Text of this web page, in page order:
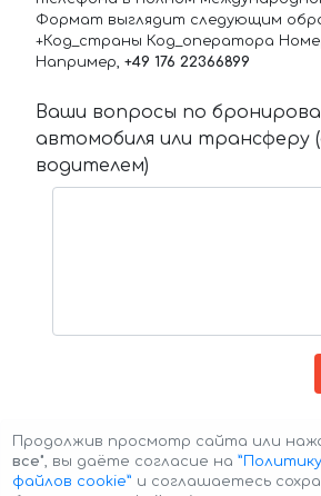
Формат выглядит следующим
+Код_страны Код_оператора
Например, +49 176 22366899
Ваши вопросы по
автомобиля или трансферу
водителем)
Продолжив просмотр сайта или
все", вы даёте согласие на
файлов cookie” и соглашаетесь